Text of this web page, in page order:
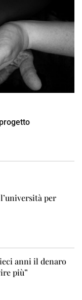
per
anni il denaro
più”